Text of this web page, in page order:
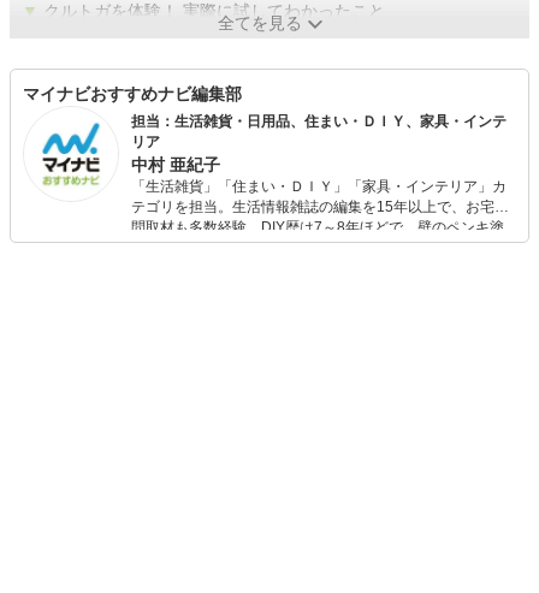
▼ クルトガを体験！ 実際に試してわかったこと
全てを見る
マイナビおすすめナビ編集部
担当：生活雑貨・日用品、住まい・ＤＩＹ、家具・インテ
リア
中村 亜紀子
「生活雑貨」「住まい・ＤＩＹ」「家具・インテリア」カ
テゴリを担当。生活情報雑誌の編集を15年以上で、お宅訪
問取材も多数経験。DIY歴は7～8年ほどで、壁のペンキ塗
りや壁紙チェンジなどもチャレンジ済み。初心者でもモノ